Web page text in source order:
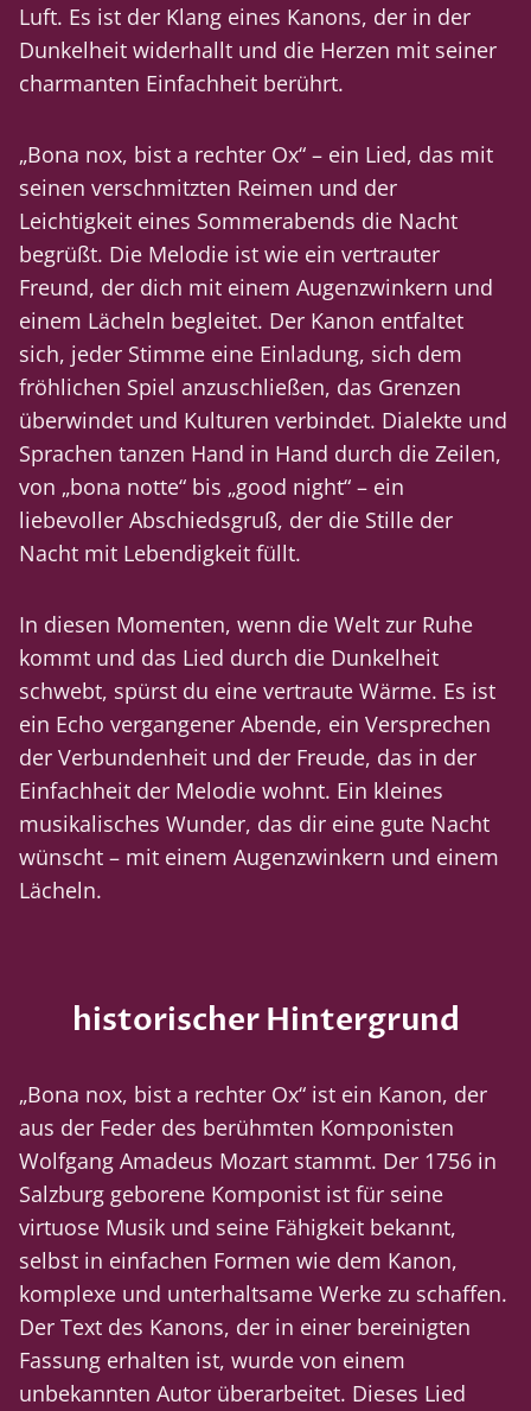
Luft. Es ist der Klang eines Kanons, der in der
Dunkelheit widerhallt und die Herzen mit seiner
charmanten Einfachheit berührt.
„Bona nox, bist a rechter Ox“ – ein Lied, das mit
seinen verschmitzten Reimen und der
Leichtigkeit eines Sommerabends die Nacht
begrüßt. Die Melodie ist wie ein vertrauter
Freund, der dich mit einem Augenzwinkern und
einem Lächeln begleitet. Der Kanon entfaltet
sich, jeder Stimme eine Einladung, sich dem
fröhlichen Spiel anzuschließen, das Grenzen
überwindet und Kulturen verbindet. Dialekte und
Sprachen tanzen Hand in Hand durch die Zeilen,
von „bona notte“ bis „good night“ – ein
liebevoller Abschiedsgruß, der die Stille der
Nacht mit Lebendigkeit füllt.
In diesen Momenten, wenn die Welt zur Ruhe
kommt und das Lied durch die Dunkelheit
schwebt, spürst du eine vertraute Wärme. Es ist
ein Echo vergangener Abende, ein Versprechen
der Verbundenheit und der Freude, das in der
Einfachheit der Melodie wohnt. Ein kleines
musikalisches Wunder, das dir eine gute Nacht
wünscht – mit einem Augenzwinkern und einem
Lächeln.
historischer Hintergrund
„Bona nox, bist a rechter Ox“ ist ein Kanon, der
aus der Feder des berühmten Komponisten
Wolfgang Amadeus Mozart stammt. Der 1756 in
Salzburg geborene Komponist ist für seine
virtuose Musik und seine Fähigkeit bekannt,
selbst in einfachen Formen wie dem Kanon,
komplexe und unterhaltsame Werke zu schaffen.
Der Text des Kanons, der in einer bereinigten
Fassung erhalten ist, wurde von einem
unbekannten Autor überarbeitet. Dieses Lied